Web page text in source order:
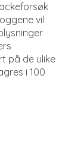
vil
på de ulike
i 100